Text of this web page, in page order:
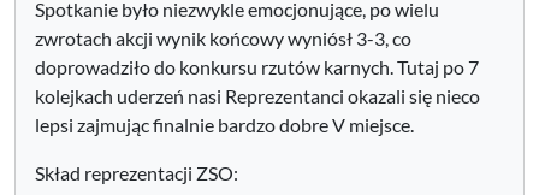
Spotkanie było niezwykle emocjonujące, po wielu
zwrotach akcji wynik końcowy wyniósł 3-3, co
doprowadziło do konkursu rzutów karnych. Tutaj po 7
kolejkach uderzeń nasi Reprezentanci okazali się nieco
lepsi zajmując finalnie bardzo dobre V miejsce.
Skład reprezentacji ZSO: